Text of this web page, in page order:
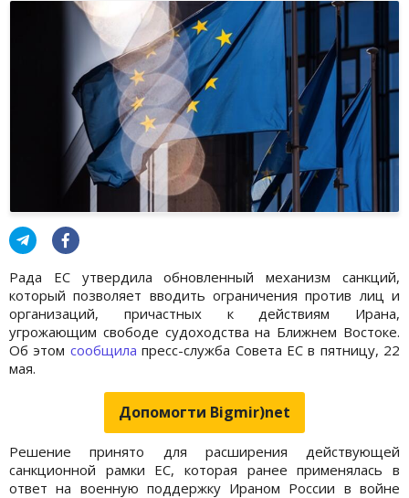
Рада ЕС утвердила обновленный механизм санкций,
который позволяет вводить ограничения против лиц и
организаций, причастных к действиям Ирана,
угрожающим свободе судоходства на Ближнем Востоке.
Об этом сообщилапресс-служба Совета ЕС в пятницу, 22
мая.
Допомогти Bigmir)net
Решение принято для расширения действующей
санкционной рамки ЕС, которая ранее применялась в
ответ на военную поддержку Ираном России в войне